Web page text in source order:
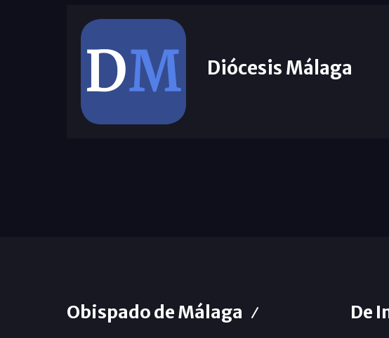
Diócesis Málaga
Obispado de Málaga De